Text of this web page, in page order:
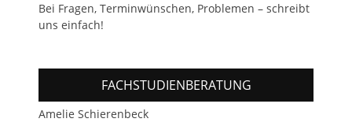
Bei Fragen, Terminwünschen, Problemen – schreibt
uns einfach!
FACHSTUDIENBERATUNG
Amelie Schierenbeck